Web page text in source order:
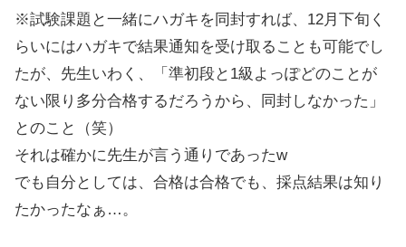
※試験課題と一緒にハガキを同封すれば、12月下旬く
らいにはハガキで結果通知を受け取ることも可能でし
たが、先生いわく、「準初段と1級よっぽどのことが
ない限り多分合格するだろうから、同封しなかった」
とのこと（笑）
それは確かに先生が言う通りであったw
でも自分としては、合格は合格でも、採点結果は知り
たかったなぁ…。